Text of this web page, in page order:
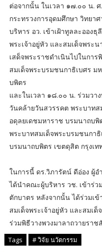
ต่อจากนั้น ในเวลา ๑๗.๐๐ น.
กระทรวงการอุดมศึกษา วิทย
บริหาร อว. เข้าเฝ้าทูลละออง
พระเจ้าอยู่หัว และสมเด็จพระ
เสด็จพระราชดำเนินไปในกา
สมเด็จพระบรมชนกาธิเบศร
บพิตร
และในเวลา ๑๘.๐๐ น. ร่วมวา
วันคล้ายวันสวรรคต พระบาท
อดุลยเดชมหาราช บรมนาถบ
พระบาทสมเด็จพระบรมชนกา
บรมนาถบพิตร เขตดุสิต กรุงเ
ในการนี้ ดร.วิภารัตน์ ดีอ่อง ผู้
ได้นำคณะผู้บริหาร วช. เข้าร่
ตักบาตร หลังจากนั้น ได้ร่วมเ
สมเด็จพระเจ้าอยู่หัว และสมเ
ร่วมพิธีวางพวงมาลาถวายราช
Tags # วิจัย นวัตกรรม